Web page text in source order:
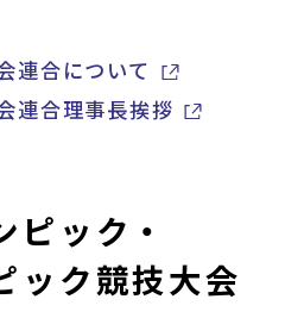
連合について
連合理事長挨拶
ピック・
ック競技大会